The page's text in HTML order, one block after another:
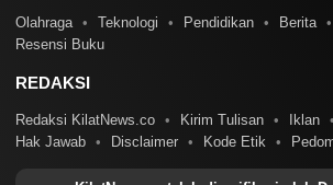
Olahraga Teknologi Pendidikan Berita
Resensi Buku
REDAKSI
Redaksi KilatNews.co Kirim Tulisan Iklan
Hak Jawab
Disclaimer Kode Etik